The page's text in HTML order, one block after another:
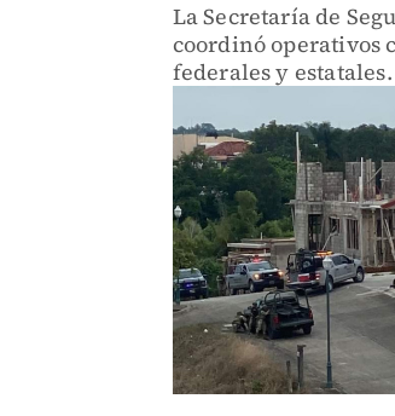
La Secretaría de
coordinó operativos
federales y estatales.